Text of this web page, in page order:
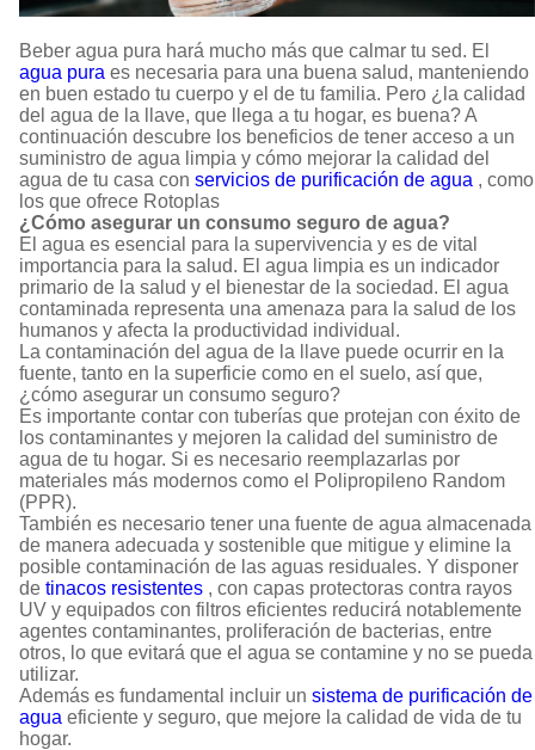
Beber agua pura hará mucho más que calmar tu sed. El
agua pura es necesaria para una buena salud, manteniendo
en buen estado tu cuerpo y el de tu familia. Pero ¿la calidad
del agua de la llave, que llega a tu hogar, es buena? A
continuación descubre los beneficios de tener acceso a un
suministro de agua limpia y cómo mejorar la calidad del
agua de tu casa con servicios de purificación de agua , como
los que ofrece Rotoplas
¿Cómo asegurar un consumo seguro de agua?
El agua es esencial para la supervivencia y es de vital
importancia para la salud. El agua limpia es un indicador
primario de la salud y el bienestar de la sociedad. El agua
contaminada representa una amenaza para la salud de los
humanos y afecta la productividad individual.
La contaminación del agua de la llave puede ocurrir en la
fuente, tanto en la superficie como en el suelo, así que,
¿cómo asegurar un consumo seguro?
Es importante contar con tuberías que protejan con éxito de
los contaminantes y mejoren la calidad del suministro de
agua de tu hogar. Si es necesario reemplazarlas por
materiales más modernos como el Polipropileno Random
(PPR).
También es necesario tener una fuente de agua almacenada
de manera adecuada y sostenible que mitigue y elimine la
posible contaminación de las aguas residuales. Y disponer
de tinacos resistentes , con capas protectoras contra rayos
UV y equipados con filtros eficientes reducirá notablemente
agentes contaminantes, proliferación de bacterias, entre
otros, lo que evitará que el agua se contamine y no se pueda
utilizar.
Además es fundamental incluir un sistema de purificación de
agua eficiente y seguro, que mejore la calidad de vida de tu
hogar.